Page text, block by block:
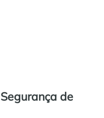
de